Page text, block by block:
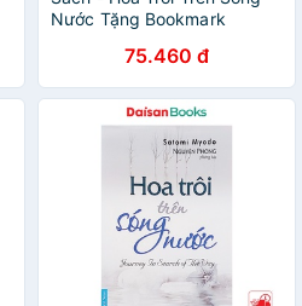
Nước Tặng Bookmark
75.460 đ